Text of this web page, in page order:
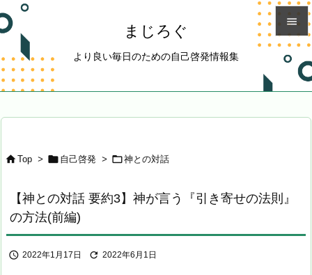
まじろぐ
より良い毎日のための自己啓発情報集


メニュ

Top >  自己啓発 > 神との対話
【神との対話 要約3】神が言う『引き寄せの法則』
の方法(前編)
 2022年1月17日  2022年6月1日